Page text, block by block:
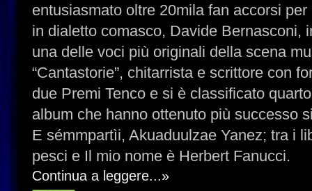
entusiasmato oltre 20mila fan accorsi
in dialetto comasco, Davide Bernasconi,
una delle voci più originali della scena
“Cantastorie”, chitarrista e scrittore con
due Premi Tenco e si è classificato
album che hanno ottenuto più successo
E sémmpartìi, Akuaduulzae Yanez; tra i
pesci e Il mio nome è Herbert Fanucci.
Continua a leggere...»